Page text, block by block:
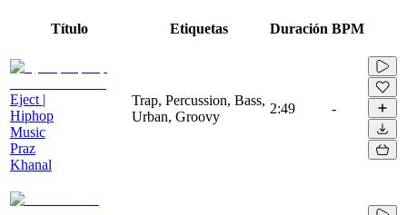
Título Etiquetas Duración BPM
Eject |
Hiphop
Music
Praz
Khanal
Trap, Percussion, Bass,
Urban, Groovy
2:49 -